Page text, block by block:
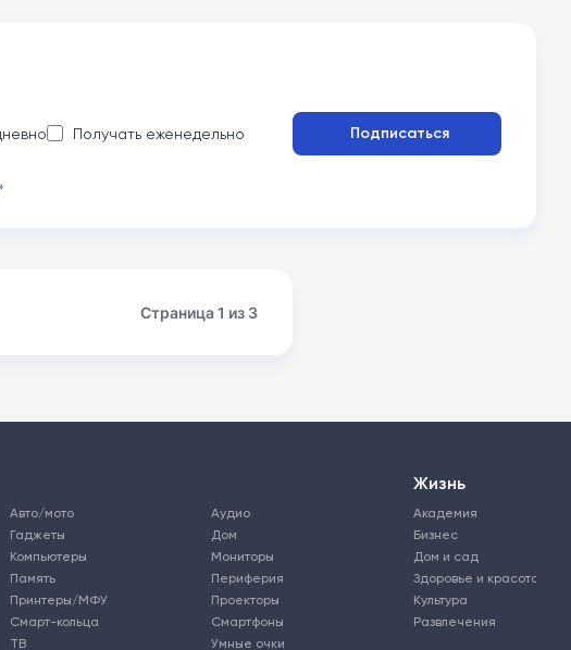
Получать еженедельно Подписаться
»
Страница 1 из 3
Авто/мото
Аудио
Гаджеты
Дом
Компьютеры
Мониторы
Память
Периферия
Принтеры/МФУ
Проекторы
Смарт-кольца
Смартфоны
ТВ Умные очки
Жизнь
Академия
Бизнес
Дом и сад
Здоровье и красота
Культура
Развлечения